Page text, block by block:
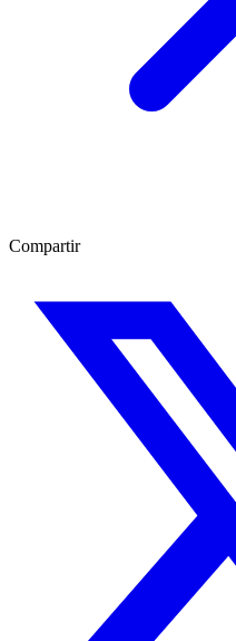
Compartir